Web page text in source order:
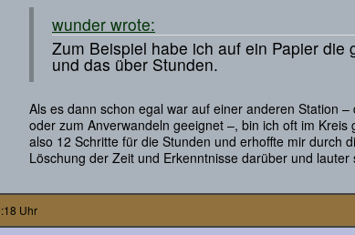
wunder wrote:
Zum Beispiel habe ich auf ein Papier
und das über Stunden.
Als es dann schon egal war auf einer anderen Station
oder zum Anverwandeln geeignet –, bin ich oft im
also 12 Schritte für die Stunden und erhoffte mir durch
Löschung der Zeit und Erkenntnisse darüber und lauter
Uhr